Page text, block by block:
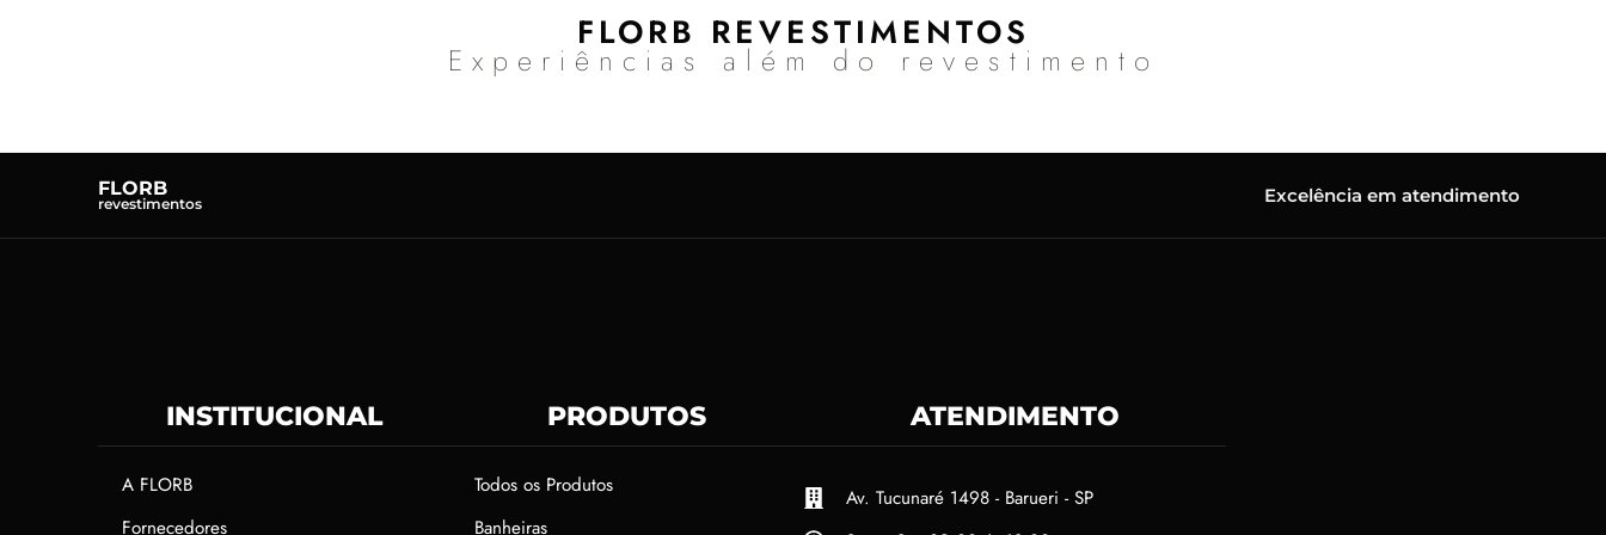
FLORB REVESTIMENTOS
Experiências além do revestimento
FLORB
revestimentos Excelência em atendimento
INSTITUCIONAL
A FLORB
Fornecedores
PRODUTOS
Todos os Produtos
Banheiras
ATENDIMENTO
Av. Tucunaré 1498 - Barueri - SP